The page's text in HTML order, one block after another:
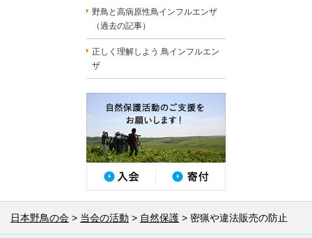
野鳥と高病原性鳥インフルエンザ
（過去の記事）
正しく理解しよう 鳥インフルエン
ザ
日本野鳥の会 当会の活動 自然保護 密猟や違法販売の防止